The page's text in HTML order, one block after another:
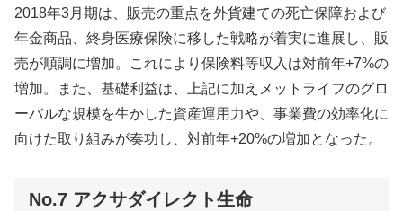
2018年3月期は、販売の重点を外貨建ての死亡保障および
年金商品、終身医療保険に移した戦略が着実に進展し、販
売が順調に増加。これにより保険料等収入は対前年+7%の
増加。また、基礎利益は、上記に加えメットライフのグロ
ーバルな規模を生かした資産運用力や、事業費の効率化に
向けた取り組みが奏功し、対前年+20%の増加となった。
No.7 アクサダイレクト生命